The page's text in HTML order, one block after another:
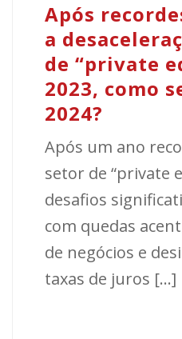
Após
a
de “private
2023, como
2024?
Após um ano
setor de “private
desafios
com quedas
de negócios e
taxas de juros [...]